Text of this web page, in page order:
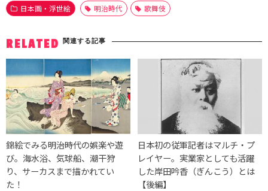
日本画・浮世絵 明治時代 歌舞伎
RELATED 関連する記事
錦絵でみる明治時代の娯楽や遊
び。海水浴、気球船、潮干狩
り、サーカスまで描かれてい
た！
日本初の従軍記者はマルチ・プ
レイヤー。実業家としても活躍
した岸田吟香（ぎんこう）とは
【後編】